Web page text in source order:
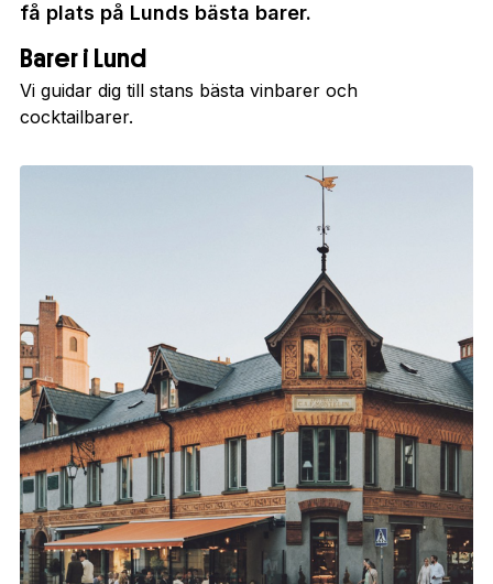
få plats på Lunds bästa barer.
Barer i Lund
Vi guidar dig till stans bästa vinbarer och
cocktailbarer.